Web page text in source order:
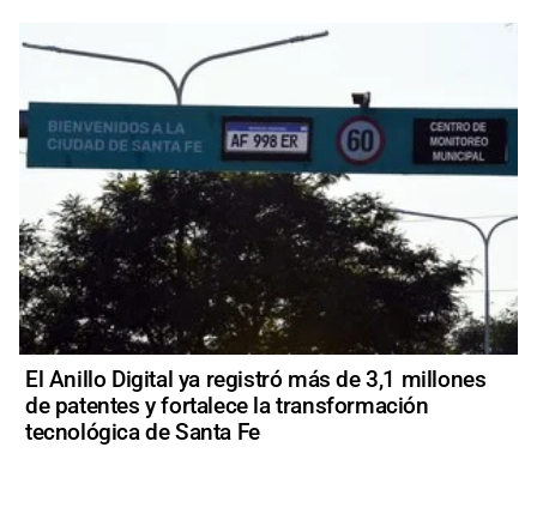
El Anillo Digital ya registró más de 3,1 millones
de patentes y fortalece la transformación
tecnológica de Santa Fe